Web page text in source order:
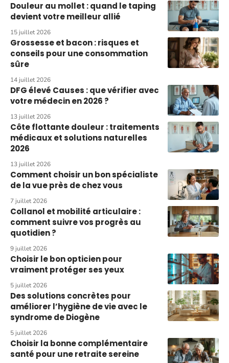
Douleur au mollet : quand le taping
devient votre meilleur allié
15 juillet 2026
Grossesse et bacon : risques et
conseils pour une consommation
sûre
14 juillet 2026
DFG élevé Causes : que vérifier avec
votre médecin en 2026 ?
13 juillet 2026
Côte flottante douleur : traitements
médicaux et solutions naturelles
2026
13 juillet 2026
Comment choisir un bon spécialiste
de la vue près de chez vous
7 juillet 2026
Collanol et mobilité articulaire :
comment suivre vos progrès au
quotidien ?
9 juillet 2026
Choisir le bon opticien pour
vraiment protéger ses yeux
5 juillet 2026
Des solutions concrètes pour
améliorer l’hygiène de vie avec le
syndrome de Diogène
5 juillet 2026
Choisir la bonne complémentaire
santé pour une retraite sereine